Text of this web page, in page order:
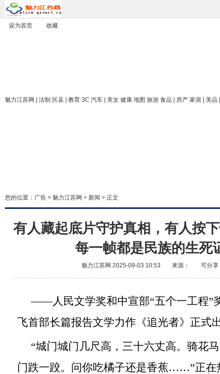
设为首页 收藏
魅力江苏网 | 法制 区县 | 教育 3C 汽车 | 美女 健康 地图 旅游 食品 | 房产 家居 | 美品
您的位置： 广告 > 魅力江苏网 > 新闻 > 正文
有人藏起底片守护真相，有人按
每一帧都是民族的生死
魅力江苏网 2025-09-03 10:53 来源： 可分享
——人民文学奖和中宣部“五个一工程”
飞首部长篇报告文学力作《追光者》正式
“城门城门几尺高，三十六丈高。骑花
门跌一跤。问你吃橘子还是香蕉……”正在